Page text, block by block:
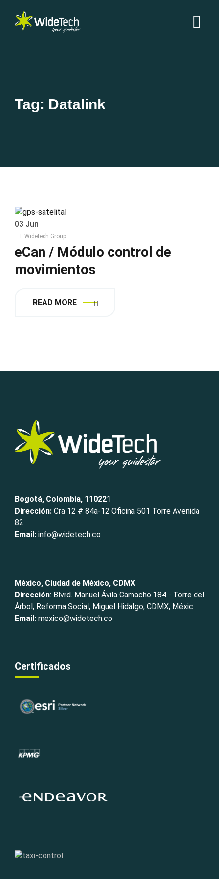
Tag: Datalink
03 Jun
Widetech Group
eCan / Módulo control de
movimientos
READ MORE
Bogotá, Colombia, 110221
Dirección: Cra 12 # 84a-12 Oficina 501 Torre Avenida
82
Email: info@widetech.co
México, Ciudad de México, CDMX
Dirección: Blvrd. Manuel Ávila Camacho 184 - Torre del
Árbol, Reforma Social, Miguel Hidalgo, CDMX, Méxic
Email: mexico@widetech.co
Certificados